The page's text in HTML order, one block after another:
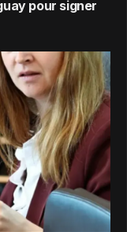
pour signer